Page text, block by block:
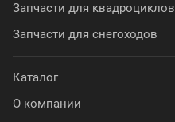
Запчасти для квадроциклов
Запчасти для снегоходов
Каталог
О компании